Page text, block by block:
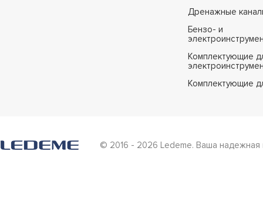
Дренажные
Бензо- и
Комплектующие
Комплектующие
© 2016 - 2026 Ledeme. Ваша